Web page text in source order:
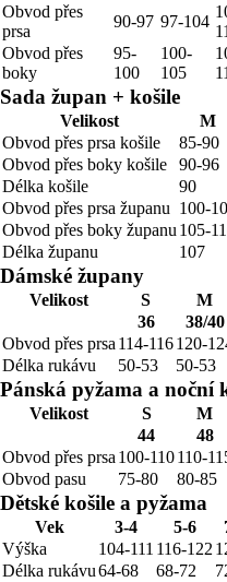
Obvod přes
prsa
90-97 97-104
Obvod přes
boky
95-
100
100-
105
Sada župan + košile
Velikost M
Obvod přes prsa košile
85-90
Obvod přes boky košile
90-96
Délka košile
90
Obvod přes prsa županu 100-
Obvod přes boky županu 105-
Délka županu
107
Dámské župany
Velikost S M
36
38/40
Obvod přes prsa 114-116120-
Délka rukávu
50-53 50-53
Pánská pyžama a noční
Velikost S M
44
48
Obvod přes prsa 100-110110-
Obvod pasu
75-80 80-85
Dětské košile a pyžama
Vek 3-4 5-6
Výška
104-111 116-122
Délka rukávu64-68 68-72